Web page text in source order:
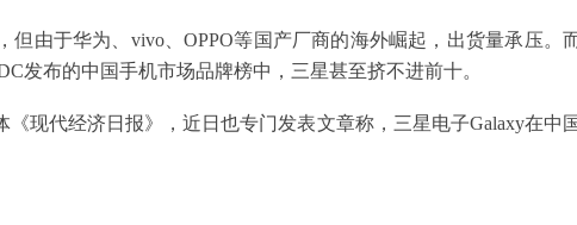
由于华为、vivo、OPPO等国产厂商的海外崛起，出货量承压。
发布的中国手机市场品牌榜中，三星甚至挤不进前十。
现代经济日报》，近日也专门发表文章称，三星电子Galaxy在中国